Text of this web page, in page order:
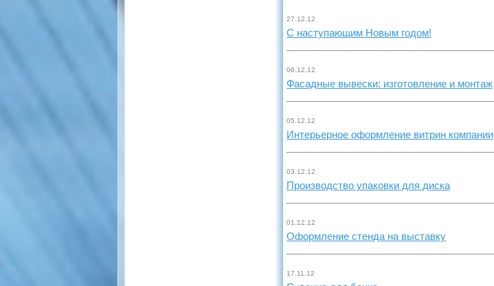
27.12.12
С наступающим Новым годом!
06.12.12
Фасадные вывески: изготовление и монтаж
05.12.12
Интерьерное оформление витрин компании
03.12.12
Производство упаковки для диска
01.12.12
Оформление стенда на выставку
17.11.12